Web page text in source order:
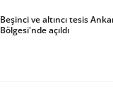
Beşinci ve altıncı tesis
Bölgesi'nde açıldı